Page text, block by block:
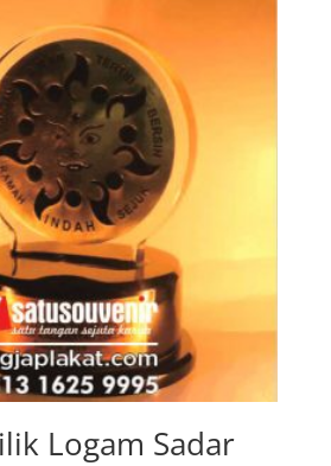
Logam Sadar